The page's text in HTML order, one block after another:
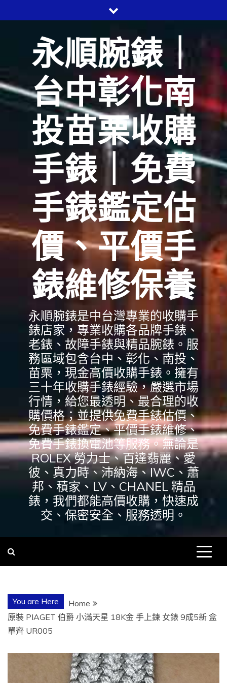
to
永順腕錶｜
台中彰化南
投苗栗收購
手錶｜免費
手錶鑑定估
價、平價手
錶維修保養
永順腕錶是中台灣專業的收購手
錶店家，專業收購各品牌手錶、
老錶、故障手錶與精品腕錶。服
務區域包含台中、彰化、南投、
苗栗，現金高價收購手錶。擁有
三十年收購手錶經驗，嚴選市場
行情，給您最透明、最合理的收
購價格；並提供免費手錶估價、
免費手錶鑑定、平價手錶維修、
免費手錶換電池等服務。無論是
ROLEX 勞力士、百達翡麗、愛
彼、真力時、沛納海、IWC、蕭
邦、積家、LV、CHANEL 精品
錶，我們都能高價收購，快速成
交、保密安全、服務透明。
You are Here
Home
原裝 PIAGET 伯爵 小滿天星 18K金 手上鍊 女錶 9成5新 盒
單齊 UR005